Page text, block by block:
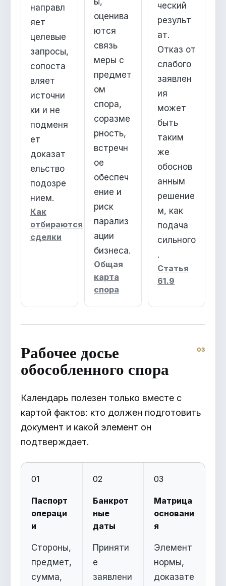
направл
яет
целевые
запросы,
сопоста
вляет
источни
ки и не
подменя
ет
доказат
ельство
подозре
нием.
Как
отбираются
сделки
оценива
ются
связь
меры с
предмет
ом
спора,
соразме
рность,
встречн
ое
обеспеч
ение и
риск
парализ
ации
бизнеса.
Общая
карта
спора
ческий
результ
ат.
Отказ от
слабого
заявлен
ия
может
быть
таким
же
обоснов
анным
решение
м, как
подача
сильного
.
Статья
61.9
Рабочее досье
обособленного спора
Календарь полезен только вместе с
картой фактов: кто должен подготовить
документ и какой элемент он
подтверждает.
01
Паспорт
операци
и
Стороны,
предмет,
сумма,
02
Банкрот
ные
даты
Приняти
е
заявлени
03
Матрица
основани
я
Элемент
нормы,
доказате